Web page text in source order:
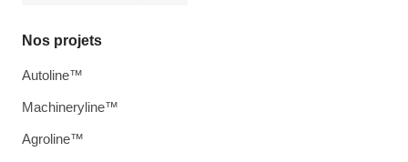
Nos projets
Autoline™
Machineryline™
Agroline™